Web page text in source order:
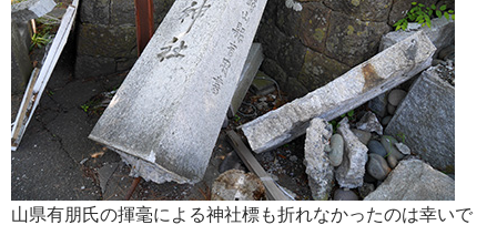
山県有朋氏の揮毫による神社標も折れなかったのは幸いで